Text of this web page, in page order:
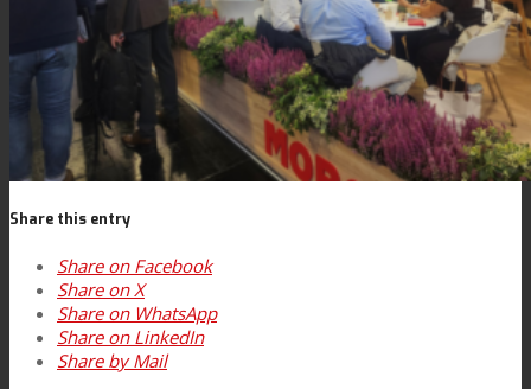
可持续性
客户支持
职业发展
新闻
Share this entry
Share on Facebook
Share on X
Share on WhatsApp
Share on LinkedIn
Share by Mail